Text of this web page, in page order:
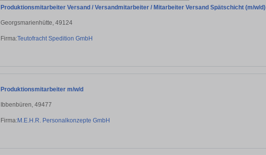
Produktionsmitarbeiter Versand / Versandmitarbeiter / Mitarbeiter Versand Spätschicht (m/w/d)
Georgsmarienhütte, 49124
Firma:Teutofracht Spedition GmbH
Produktionsmitarbeiter m/w/d
Ibbenbüren, 49477
Firma:M.E.H.R. Personalkonzepte GmbH